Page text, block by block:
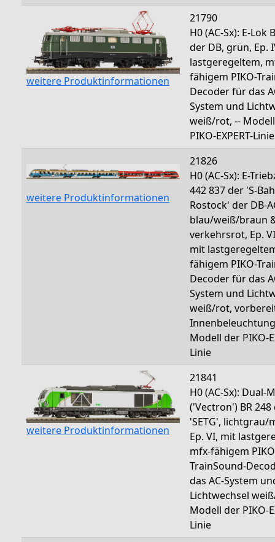
weitere Produktinformationen
21790
H0 (AC-Sx): E-Lok
der DB, grün, Ep.
lastgeregeltem,
fähigem PIKO-
Decoder für das
System und
weiß/rot, --
PIKO-EXPERT-Linie
weitere Produktinformationen
21826
H0 (AC-Sx): E-
442 837 der 'S-
Rostock' der DB-
blau/weiß/braun
verkehrsrot, Ep.
mit
fähigem PIKO-
Decoder für das
System und
weiß/rot,
Modell der PIKO-
Linie
weitere Produktinformationen
21841
H0 (AC-Sx): Dual-
('Vectron') BR 248
'SETG', lichtgrau/
Ep. VI, mit
mfx-fähigem
TrainSound-
das AC-System
Lichtwechsel
Modell der PIKO-
Linie